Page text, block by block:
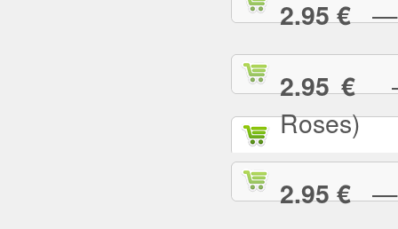
2.95 €—
2.95 €—
Roses)
2.95 €—